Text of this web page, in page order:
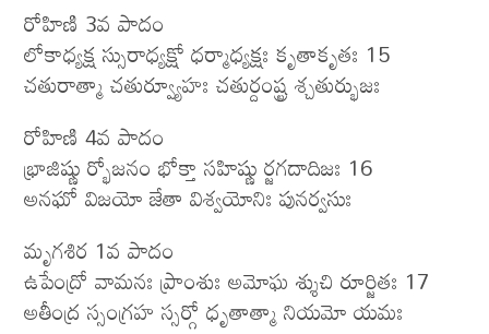
రోహిణి 3వ పాదం
లోకాధ్యక్ష స్సురాధ్యక్షో ధర్మాధ్యక్షః కృతాకృతః 15
చతురాత్మా చతుర్వ్యూహః చతుర్దంష్ట్ర శ్చతుర్భుజః
రోహిణి 4వ పాదం
భ్రాజిష్ణు ర్భోజనం భోక్తా సహిష్ణు ర్జగదాదిజః 16
అనఘో విజయో జేతా విశ్వయోనిః పునర్వసుః
మృగశిర 1వ పాదం
ఉపేంద్రో వామనః ప్రాంశుః అమోఘ శ్శుచి రూర్జితః 17
అతీంద్ర స్సంగ్రహ స్సర్గో ధృతాత్మా నియమో యమః